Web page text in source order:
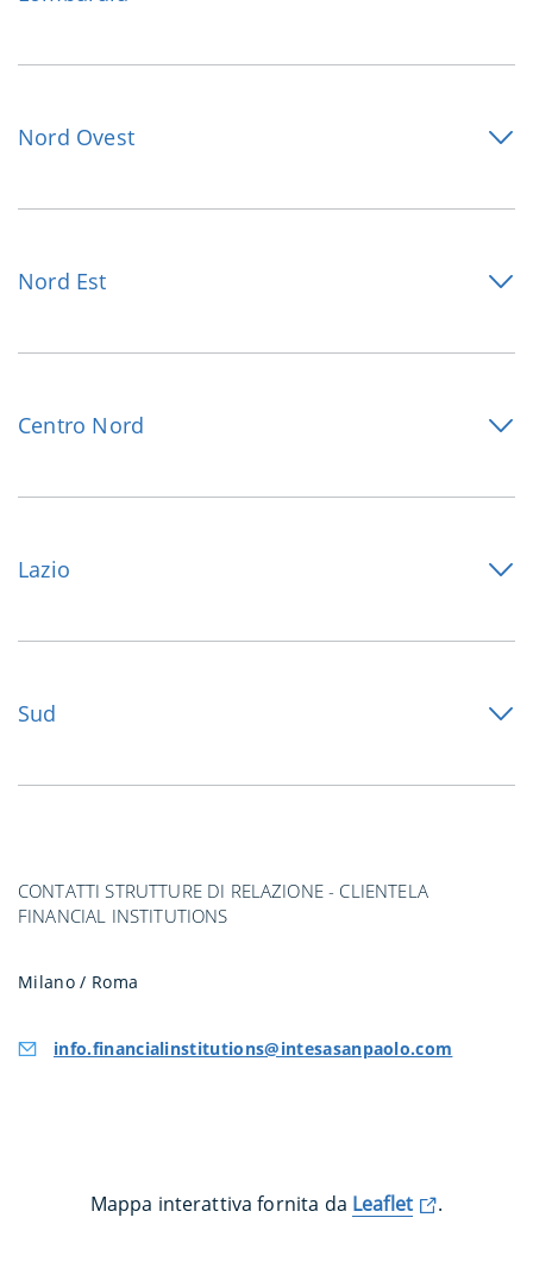
Nord Ovest
Nord Est
Centro Nord
Lazio
Sud
CONTATTI STRUTTURE DI RELAZIONE - CLIENTELA
FINANCIAL INSTITUTIONS
Milano / Roma
info.financialinstitutions@intesasanpaolo.com
Mappa interattiva fornita da Leaflet .